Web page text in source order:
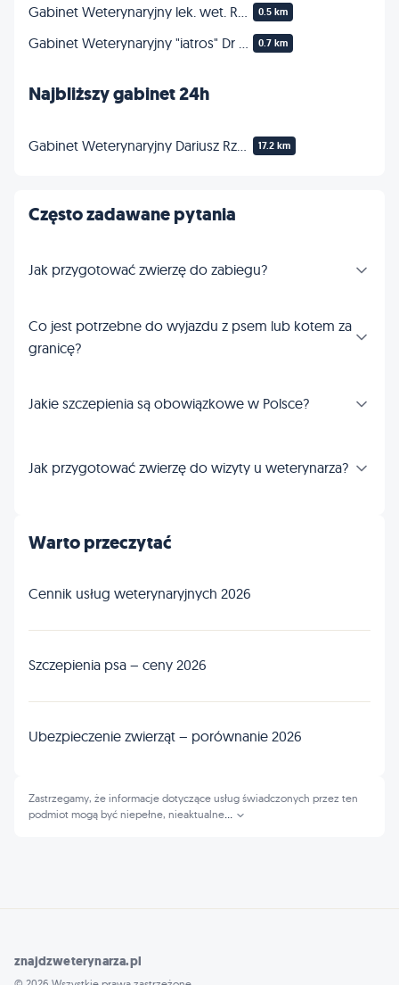
0.5 km
0.7 km
Najbliższy gabinet 24h
17.2 km
Często zadawane pytania
Jak przygotować zwierzę do zabiegu?
Co jest potrzebne do wyjazdu z psem lub kotem za
granicę?
Jakie szczepienia są obowiązkowe w Polsce?
Jak przygotować zwierzę do wizyty u weterynarza?
Warto przeczytać
Cennik usług weterynaryjnych 2026
Szczepienia psa – ceny 2026
Ubezpieczenie zwierząt – porównanie 2026
Zastrzegamy, że informacje dotyczące usług świadczonych przez ten
podmiot mogą być niepełne, nieaktualne
znajdzweterynarza.pl